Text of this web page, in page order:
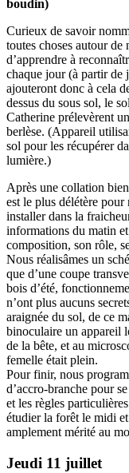
boudin)
Curieux de savoir
toutes choses autour
d’apprendre à
chaque jour (à partir de
ajouteront donc à cela
dessus du sous sol, le
Catherine prélevèrent
berlèse. (Appareil
sol pour les récupérer
lumière.)
Après une collation
est le plus délétère
installer dans la
informations du matin et
composition, son rôle,
Nous réalisâmes un
que d’une coupe
bois d’été,
n’ont plus aucuns
araignée du sol, de ce
binoculaire un appareil
de la bête, et au
femelle était plein.
Pour finir, nous
d’accro-branche pour
et les règles
étudier la forêt le midi
amplement mérité au
Jeudi 11 juillet